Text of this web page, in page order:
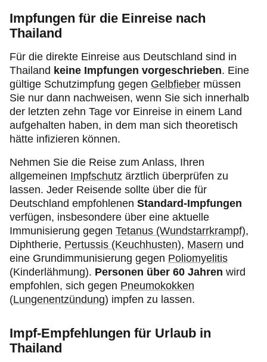
Impfungen für die Einreise nach
Thailand
Für die direkte Einreise aus Deutschland sind in
Thailand keine Impfungen vorgeschrieben. Eine
gültige Schutzimpfung gegen Gelbfieber müssen
Sie nur dann nachweisen, wenn Sie sich innerhalb
der letzten zehn Tage vor Einreise in einem Land
aufgehalten haben, in dem man sich theoretisch
hätte infizieren können.
Nehmen Sie die Reise zum Anlass, Ihren
allgemeinen Impfschutz ärztlich überprüfen zu
lassen. Jeder Reisende sollte über die für
Deutschland empfohlenen Standard-Impfungen
verfügen, insbesondere über eine aktuelle
Immunisierung gegen Tetanus (Wundstarrkrampf),
Diphtherie, Pertussis (Keuchhusten), Masern und
eine Grundimmunisierung gegen Poliomyelitis
(Kinderlähmung). Personen über 60 Jahren wird
empfohlen, sich gegen Pneumokokken
(Lungenentzündung) impfen zu lassen.
Impf-Empfehlungen für Urlaub in
Thailand